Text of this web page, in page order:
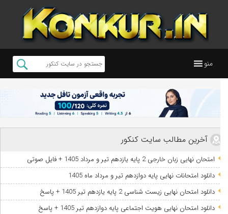
منو
آخرین مطالب سایت کنکور
امتحان نهایی زبان خارجی 2 پایه یازدهم تیر و مرداد 1405 + فایل صوتی
دانلود امتحانات نهایی پایه دوازدهم تیر و مرداد ماه 1405
دانلود امتحان نهایی زیست شناسی 2 پایه یازدهم تیر 1405 + پاسخ
دانلود امتحان نهایی هویت اجتماعی پایه دوازدهم تیر 1405 + پاسخ